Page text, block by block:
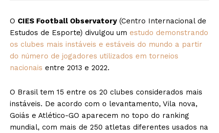
O CIES Football Observatory(Centro Internacional de
Estudos de Esporte) divulgou um estudo demonstrando
os clubes mais instáveis e estáveis do mundo a partir
do número de jogadores utilizados em torneios
nacionais entre 2013 e 2022.
O Brasil tem 15 entre os 20 clubes considerados mais
instáveis. De acordo com o levantamento, Vila nova,
Goiás e Atlético-GO aparecem no topo do ranking
mundial, com mais de 250 atletas diferentes usados na